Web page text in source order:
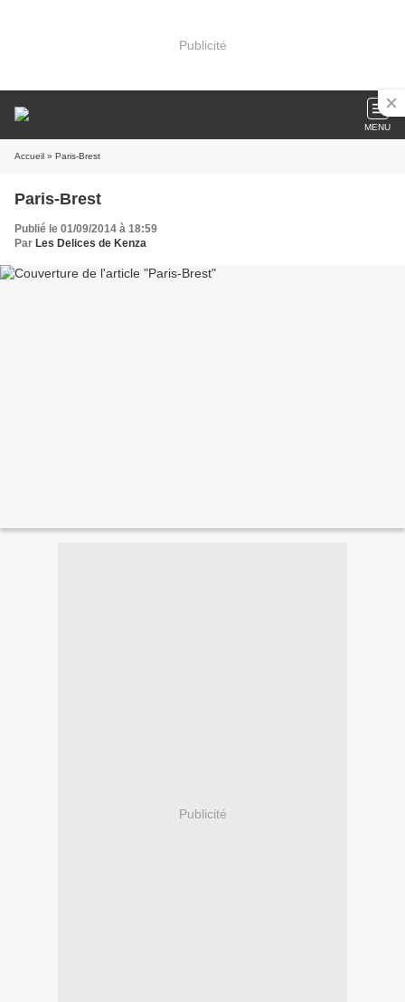
Publicité
MENU
Accueil » Paris-Brest
Paris-Brest
Publié le 01/09/2014 à 18:59
Par Les Delices de Kenza
Publicité